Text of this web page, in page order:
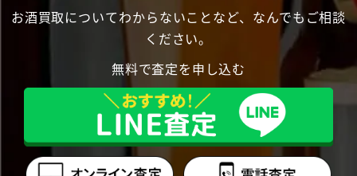
お酒買取についてわからないことなど、なんでもご相談
ください。
無料で査定を申し込む